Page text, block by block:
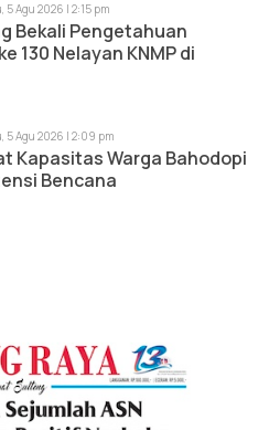
5 Agu 2026 | 2:15 pm
Bekali Pengetahuan
130 Nelayan KNMP di
5 Agu 2026 | 2:09 pm
Kapasitas Warga Bahodopi
Bencana